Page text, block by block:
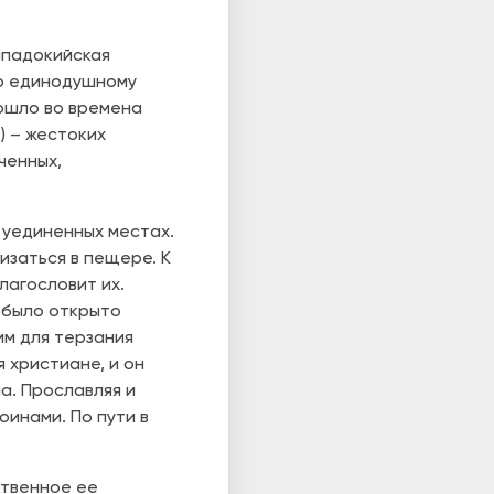
единодушному
во времена
– жестоких
местах.
в пещере. К
их.
было открыто
для терзания
христиане, и он
Прославляя и
По пути в
ее